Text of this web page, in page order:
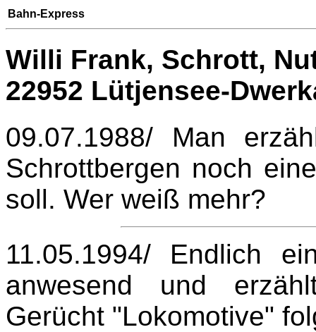
Bahn-Express
Willi Frank, Schrott,
22952 Lütjensee-
09.07.1988/ Man
Schrottbergen noch
soll. Wer weiß mehr?
11.05.1994/ Endlich
anwesend und
Gerücht "Lokomotive"